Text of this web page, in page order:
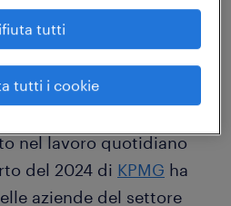
il settore
nel lavoro quotidiano
del 2024 di KPMG ha
aziende del settore
tutti
tutti i cookie